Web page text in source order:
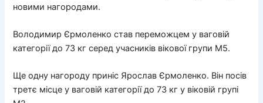
новими нагородами.
Володимир Єрмоленко став переможцем у ваговій
категорії до 73 кг серед учасників вікової групи М5.
Ще одну нагороду приніс Ярослав Єрмоленко. Він посів
третє місце у ваговій категорії до 73 кг у віковій групі